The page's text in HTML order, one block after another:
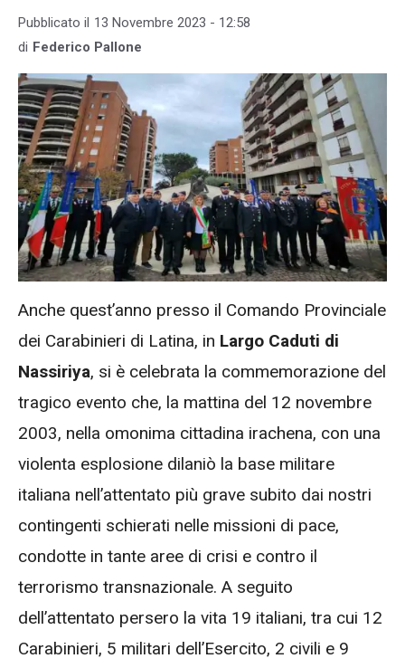
Pubblicato il 13 Novembre 2023 - 12:58
di Federico Pallone
Anche quest’anno presso il Comando Provinciale
dei Carabinieri di Latina, in Largo Caduti di
Nassiriya, si è celebrata la commemorazione del
tragico evento che, la mattina del 12 novembre
2003, nella omonima cittadina irachena, con una
violenta esplosione dilaniò la base militare
italiana nell’attentato più grave subito dai nostri
contingenti schierati nelle missioni di pace,
condotte in tante aree di crisi e contro il
terrorismo transnazionale. A seguito
dell’attentato persero la vita 19 italiani, tra cui 12
Carabinieri, 5 militari dell’Esercito, 2 civili e 9